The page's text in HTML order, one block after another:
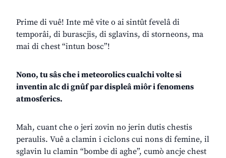
Prime di vuê! Inte mê vite o ai sintût fevelâ di
temporâi, di burascjis, di sglavins, di storneons, ma
mai di chest “intun bosc”!
Nono, tu sâs che i meteorolics cualchi volte si
inventin alc di gnûf par displeâ miôr i fenomens
atmosferics.
Mah, cuant che o jeri zovin no jerin dutis chestis
peraulis. Vuê a clamin i ciclons cui nons di femine, il
sglavin lu clamin “bombe di aghe”, cumò ancje chest